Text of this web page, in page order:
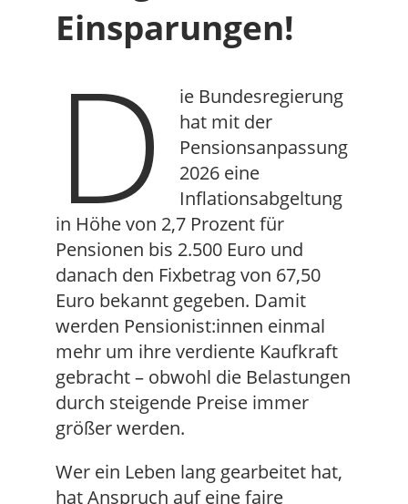
Einsparungen!
D
ie Bundesregierung
hat mit der
Pensionsanpassung
2026 eine
Inflationsabgeltung
in Höhe von 2,7 Prozent für
Pensionen bis 2.500 Euro und
danach den Fixbetrag von 67,50
Euro bekannt gegeben. Damit
werden Pensionist:innen einmal
mehr um ihre verdiente Kaufkraft
gebracht – obwohl die Belastungen
durch steigende Preise immer
größer werden.
Wer ein Leben lang gearbeitet hat,
hat Anspruch auf eine faire